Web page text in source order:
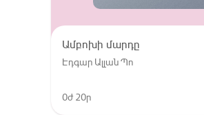
Ամբոխի մարդը
Էդգար Ալլան Պո
0ժ 20ր